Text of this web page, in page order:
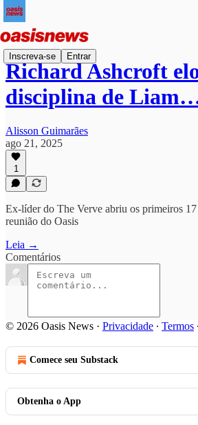
Inscreva-se Entrar
Richard Ashcroft
disciplina de
Alisson Guimarães
ago 21, 2025
1
Ex-líder do The Verve abriu os primeiros
reunião do Oasis
Leia →
Comentários
© 2026 Oasis News · Privacidade ∙ Termos ∙
Comece seu Substack
Obtenha o App